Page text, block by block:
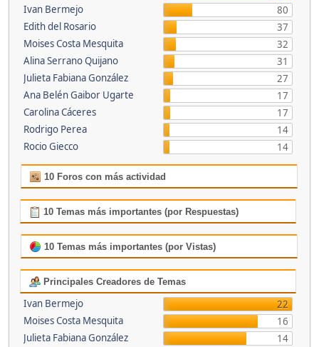
Ivan Bermejo
80
Edith del Rosario
37
Moises Costa Mesquita
32
Alina Serrano Quijano
31
Julieta Fabiana González
27
Ana Belén Gaibor Ugarte
17
Carolina Cáceres
17
Rodrigo Perea
14
Rocio Giecco
14
10 Foros con más actividad
10 Temas más importantes (por Respuestas)
10 Temas más importantes (por Vistas)
Principales Creadores de Temas
Ivan Bermejo
22
Moises Costa Mesquita
16
Julieta Fabiana González
14